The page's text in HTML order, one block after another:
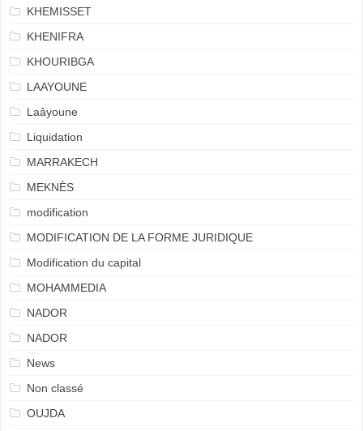
KHEMISSET
KHENIFRA
KHOURIBGA
LAAYOUNE
Laâyoune
Liquidation
MARRAKECH
MEKNÈS
modification
MODIFICATION DE LA FORME JURIDIQUE
Modification du capital
MOHAMMEDIA
NADOR
NADOR
News
Non classé
OUJDA